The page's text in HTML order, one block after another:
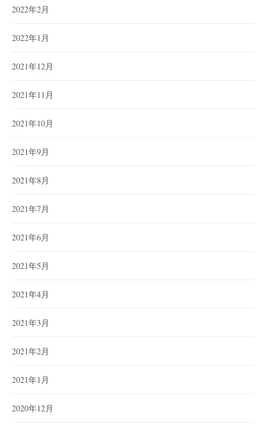
2022年2月
2022年1月
2021年12月
2021年11月
2021年10月
2021年9月
2021年8月
2021年7月
2021年6月
2021年5月
2021年4月
2021年3月
2021年2月
2021年1月
2020年12月